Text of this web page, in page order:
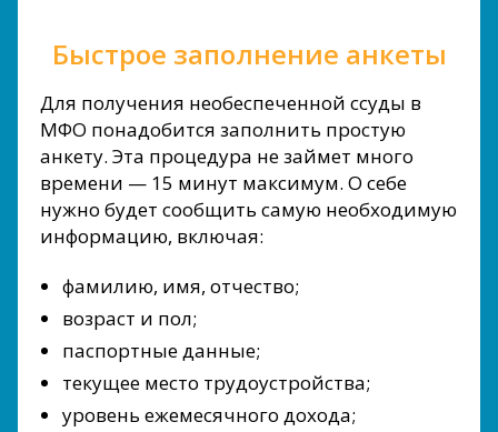
Быстрое заполнение анкеты
Для получения необеспеченной ссуды в
МФО понадобится заполнить простую
анкету. Эта процедура не займет много
времени — 15 минут максимум. О себе
нужно будет сообщить самую необходимую
информацию, включая:
фамилию, имя, отчество;
возраст и пол;
паспортные данные;
текущее место трудоустройства;
уровень ежемесячного дохода;